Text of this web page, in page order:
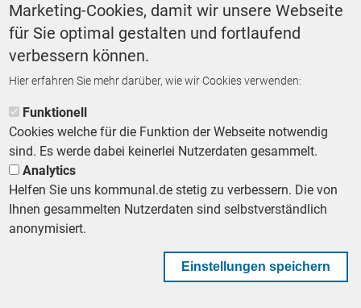
KOMMUNEN UND BUND
Tarifverhandlungen 2025 im
öffentlichen Dienst: Alle Fragen
und Antworten
Footer First Navigation
IMPRESSUM
KOMMUNALBESCHAFFUNG
Marketing-Cookies, damit wir unsere Webseite
für Sie optimal gestalten und fortlaufend
verbessern können.
Hier erfahren Sie mehr darüber, wie wir Cookies verwenden:
Funktionell
Cookies welche für die Funktion der Webseite notwendig
sind. Es werde dabei keinerlei Nutzerdaten gesammelt.
Analytics
Helfen Sie uns kommunal.de stetig zu verbessern. Die von
Ihnen gesammelten Nutzerdaten sind selbstverständlich
anonymisiert.
Einstellungen speichern